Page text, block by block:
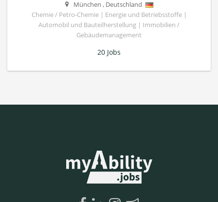
München , Deutschland
Chemie / Petro-Chemie | Energie und Betriebsstoffe |
Automobil und Bauteilherstellung | Immobilien /
Gebäudemanagement
20 Jobs